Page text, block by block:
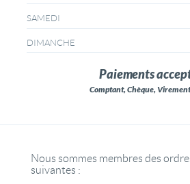
SAMEDI
DIMANCHE
Paiements
Comptant, Chèque,
Nous sommes membres des
suivantes :